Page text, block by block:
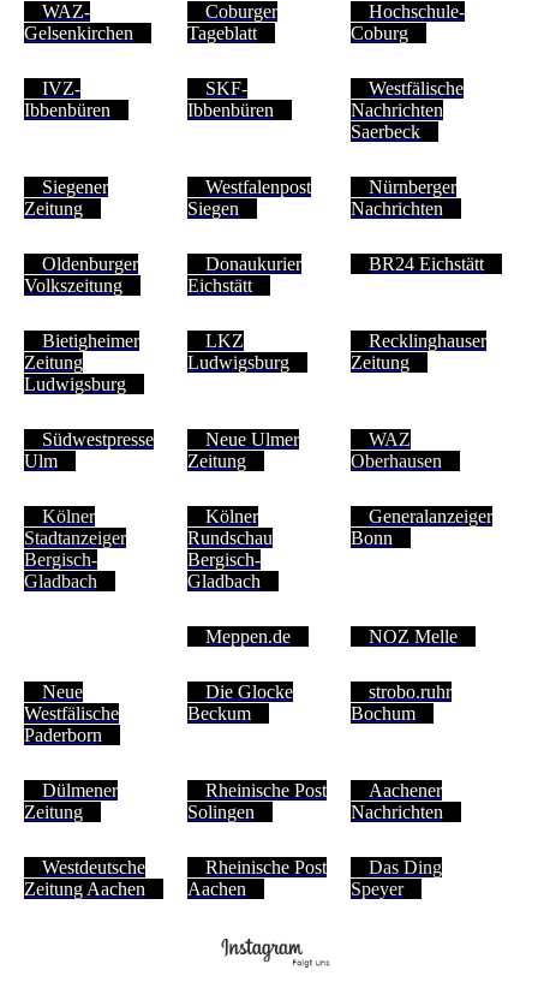
WAZ-
Gelsenkirchen
Coburger
Tageblatt
Hochschule-
Coburg
IVZ-
Ibbenbüren
SKF-
Ibbenbüren
Westfälische
Nachrichten
Saerbeck
Siegener
Zeitung
Westfalenpost
Siegen
Nürnberger
Nachrichten
Oldenburger
Volkszeitung
Donaukurier
Eichstätt
BR24 Eichstätt
Bietigheimer
Zeitung
Ludwigsburg
LKZ
Ludwigsburg
Recklinghauser
Zeitung
Südwestpresse
Ulm
Neue Ulmer
Zeitung
WAZ
Oberhausen
Kölner
Stadtanzeiger
Bergisch-
Gladbach
Kölner
Rundschau
Bergisch-
Gladbach
Generalanzeiger
Bonn
Meppen.de NOZ Melle
Neue
Westfälische
Paderborn
Die Glocke
Beckum
strobo.ruhr
Bochum
Dülmener
Zeitung
Rheinische Post
Solingen
Aachener
Nachrichten
Westdeutsche
Zeitung Aachen
Rheinische Post
Aachen
Das Ding
Speyer